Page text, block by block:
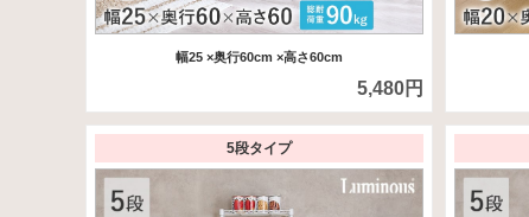
幅25 ×奥行60cm ×高さ60cm
5,480円
5段タイプ